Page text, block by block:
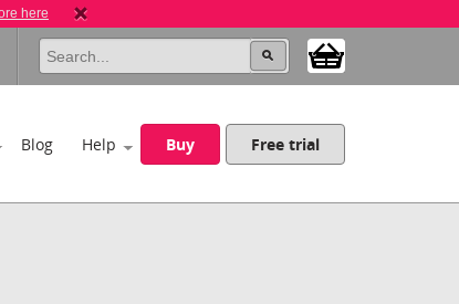
here
Blog Help Buy Free trial